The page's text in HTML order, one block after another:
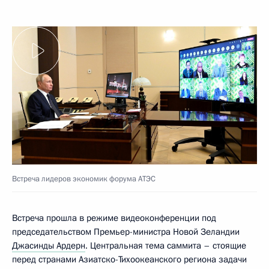
Встреча лидеров экономик форума АТЭС
Встреча прошла в режиме видеоконференции под
председательством Премьер-министра Новой Зеландии
Джасинды Ардерн. Центральная тема саммита – стоящие
перед странами Азиатско-Тихоокеанского региона задачи